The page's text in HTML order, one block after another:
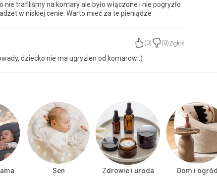
nie trafiliśmy na komary ale było włączone i nie pogryzło
w niskiej cenie. Warto mieć za te pieniądze
(0) (0)Zgłoś
dziecko nie ma ugryzien od komarow :)
Sen Zdrowie i uroda Dom i ogród